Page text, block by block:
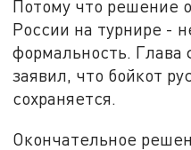
Потому что решение
России на турнире -
формальность.
заявил, что бойкот
сохраняется.
Окончательное